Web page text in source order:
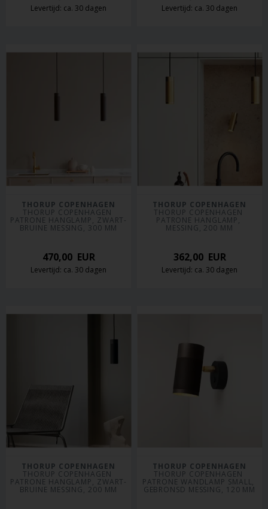
Levertijd: ca. 30 dagen Levertijd: ca. 30 dagen
THORUP COPENHAGEN
THORUP COPENHAGEN
PATRONE HANGLAMP, ZWART-
BRUINE MESSING, 300 MM
470,00EUR
Levertijd: ca. 30 dagen
THORUP COPENHAGEN
THORUP COPENHAGEN
PATRONE HANGLAMP,
MESSING, 200 MM
362,00EUR
Levertijd: ca. 30 dagen
THORUP COPENHAGEN
THORUP COPENHAGEN
PATRONE HANGLAMP, ZWART-
BRUINE MESSING, 200 MM
THORUP COPENHAGEN
THORUP COPENHAGEN
PATRONE WANDLAMP SMALL,
GEBRONSD MESSING, 120 MM